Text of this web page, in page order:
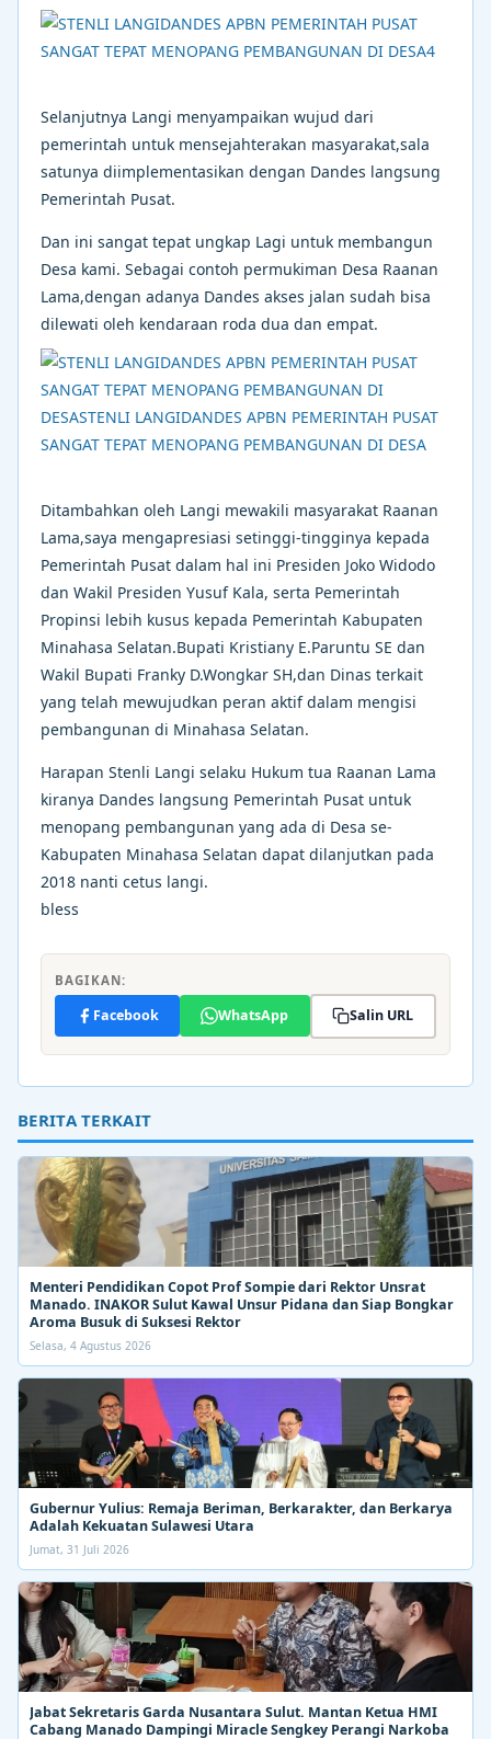
Selanjutnya Langi menyampaikan wujud dari
pemerintah untuk mensejahterakan masyarakat,sala
satunya diimplementasikan dengan Dandes langsung
Pemerintah Pusat.
Dan ini sangat tepat ungkap Lagi untuk membangun
Desa kami. Sebagai contoh permukiman Desa Raanan
Lama,dengan adanya Dandes akses jalan sudah bisa
dilewati oleh kendaraan roda dua dan empat.
Ditambahkan oleh Langi mewakili masyarakat Raanan
Lama,saya mengapresiasi setinggi-tingginya kepada
Pemerintah Pusat dalam hal ini Presiden Joko Widodo
dan Wakil Presiden Yusuf Kala, serta Pemerintah
Propinsi lebih kusus kepada Pemerintah Kabupaten
Minahasa Selatan.Bupati Kristiany E.Paruntu SE dan
Wakil Bupati Franky D.Wongkar SH,dan Dinas terkait
yang telah mewujudkan peran aktif dalam mengisi
pembangunan di Minahasa Selatan.
Harapan Stenli Langi selaku Hukum tua Raanan Lama
kiranya Dandes langsung Pemerintah Pusat untuk
menopang pembangunan yang ada di Desa se-
Kabupaten Minahasa Selatan dapat dilanjutkan pada
2018 nanti cetus langi.
bless
BAGIKAN:
Facebook WhatsApp Salin URL
BERITA TERKAIT
Menteri Pendidikan Copot Prof Sompie dari Rektor Unsrat
Manado. INAKOR Sulut Kawal Unsur Pidana dan Siap Bongkar
Aroma Busuk di Suksesi Rektor
Selasa, 4 Agustus 2026
Gubernur Yulius: Remaja Beriman, Berkarakter, dan Berkarya
Adalah Kekuatan Sulawesi Utara
Jumat, 31 Juli 2026
Jabat Sekretaris Garda Nusantara Sulut. Mantan Ketua HMI
Cabang Manado Dampingi Miracle Sengkey Perangi Narkoba